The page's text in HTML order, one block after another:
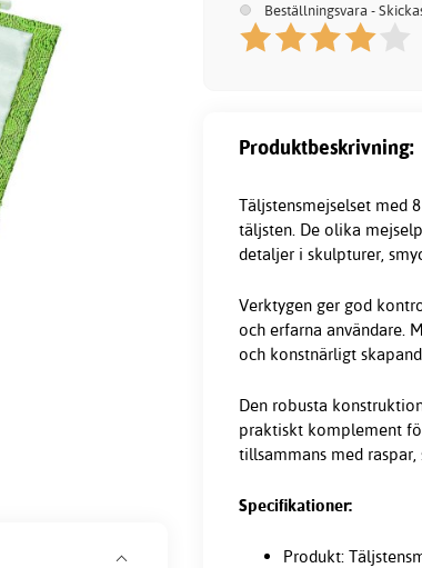
Beställningsvara -
Produktbeskrivning:
Täljstensmejselset med
täljsten. De olika
detaljer i skulpturer,
Verktygen ger god
och erfarna användare.
och konstnärligt
Den robusta
praktiskt komplement
tillsammans med
Specifikationer:
Produkt: